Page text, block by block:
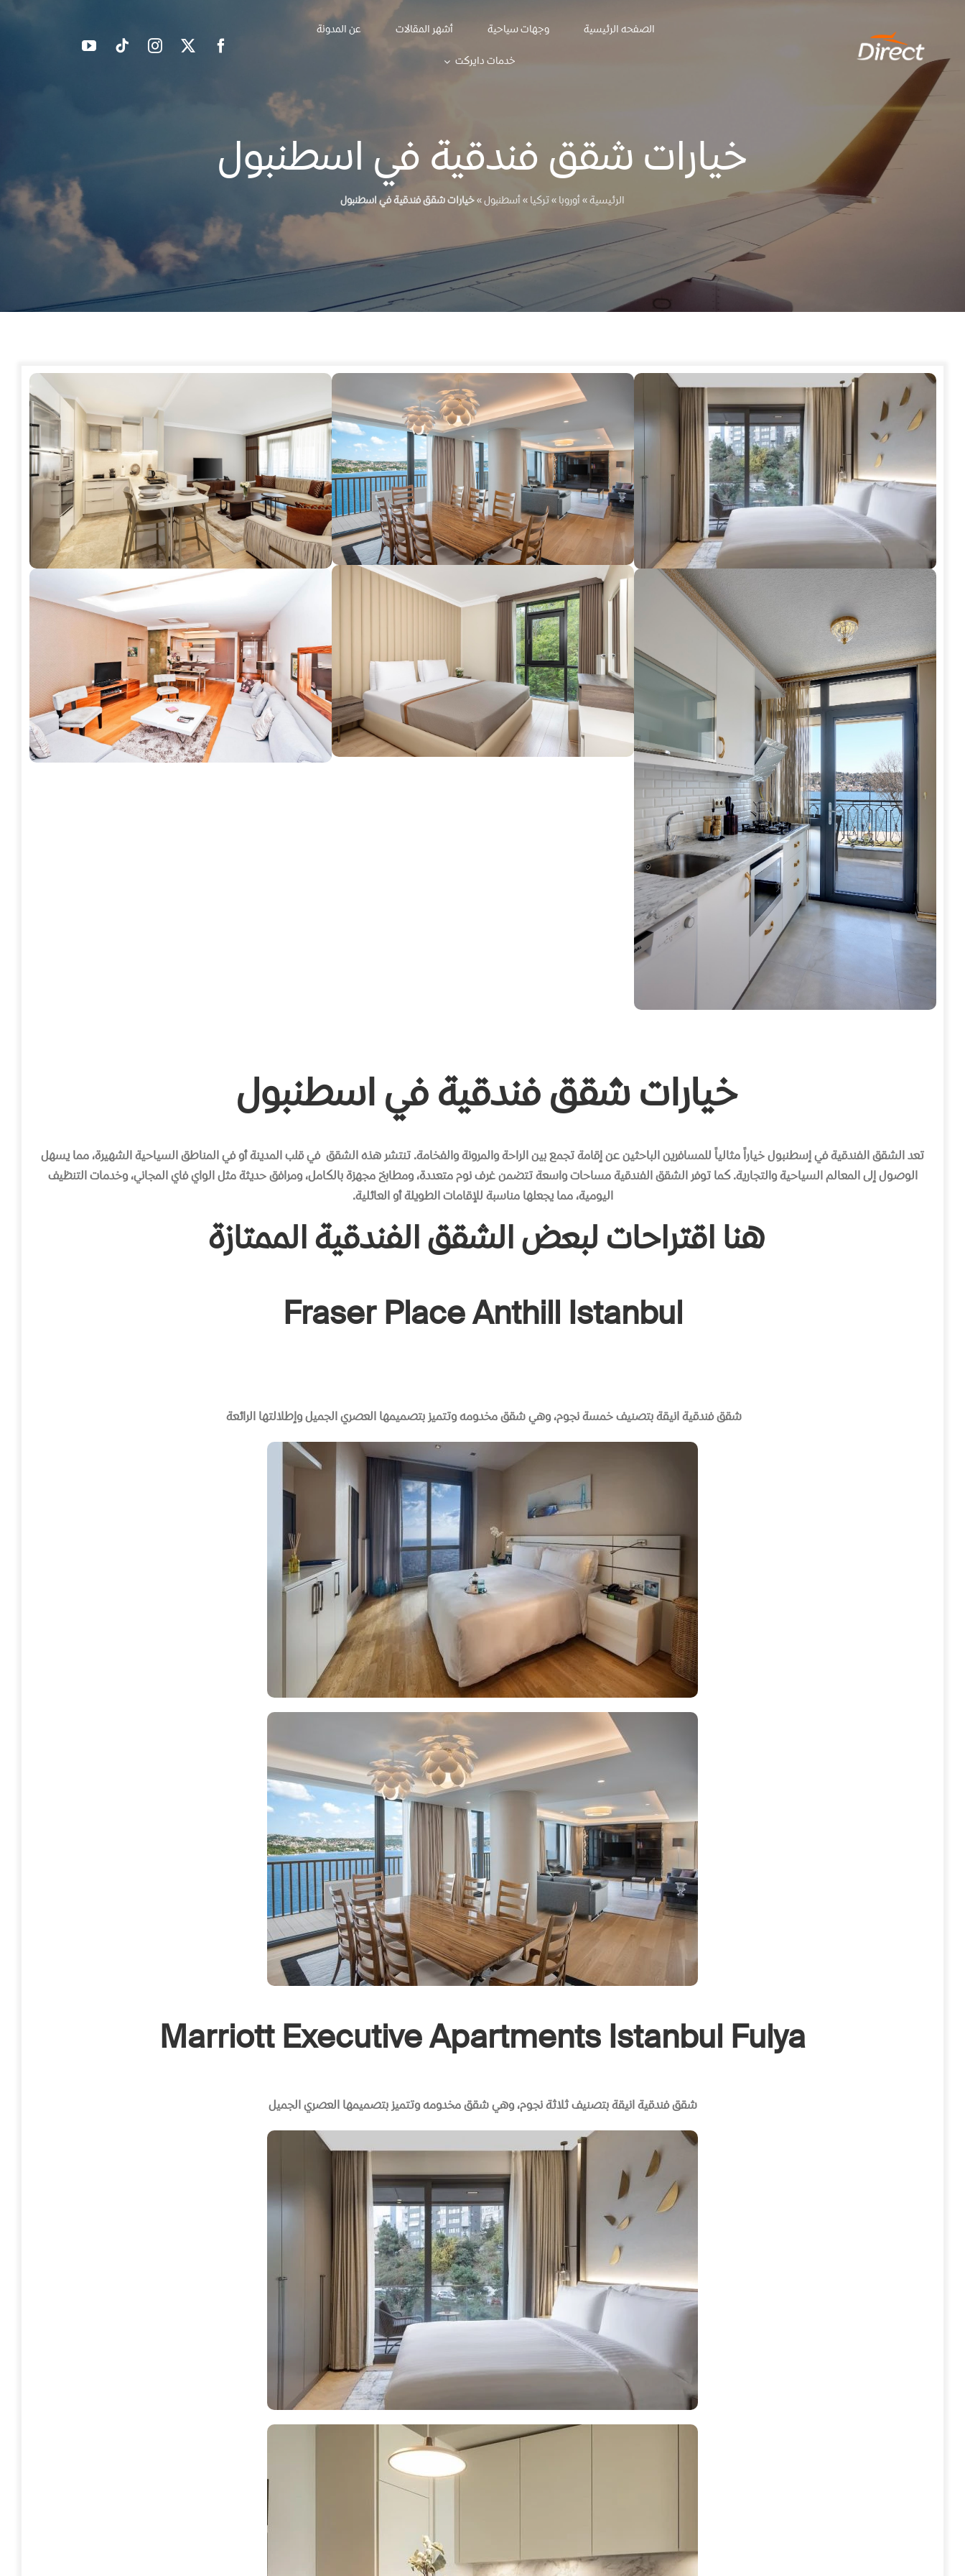
content
الصفحه الرئيسية وجهات سياحية أشهر المقالات
عن المدونة
خدمات دايركت
خيارات شقق فندقية في اسطنبول
الرئيسية»أوروبا»تركيا»أسطنبول»خيارات شقق فندقية في اسطنبول
خيارات شقق فندقية في اسطنبول
تعد الشقق الفندقية في إسطنبول خياراً مثالياً للمسافرين الباحثين عن إقامة تجمع بين الراحة والمرونة والفخامة. تنتشر هذه الشقق في قلب المدينة أو في المناطق السياحية الشهيرة، مما يسهل
الوصول إلى المعالم السياحية والتجارية. كما توفر الشقق الفندقية مساحات واسعة تتضمن غرف نوم متعددة، ومطابخ مجهزة بالكامل، ومرافق حديثة مثل الواي فاي المجاني، وخدمات التنظيف
اليومية، مما يجعلها مناسبة للإقامات الطويلة أو العائلية.
هنا اقتراحات لبعض الشقق الفندقية الممتازة
Fraser Place Anthill Istanbul
شقق فندقية انيقة بتصنيف خمسة نجوم، وهي شقق مخدومه وتتميز بتصميمها العصري الجميل وإطلالتها الرائعة
Marriott Executive Apartments Istanbul Fulya
شقق فندقية انيقة بتصنيف ثلاثة نجوم، وهي شقق مخدومه وتتميز بتصميمها العصري الجميل